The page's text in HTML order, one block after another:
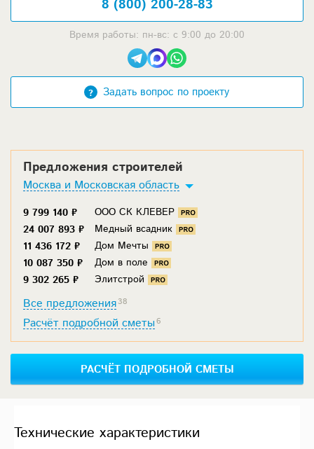
8 (800) 200-28-83
Время работы: пн-вс: с 9:00 до 20:00
Задать вопрос по проекту
Предложения строителей
Москва и Московская область
9 799 140 ₽
ООО СК КЛЕВЕР
24 007 893 ₽
Медный всадник
11 436 172 ₽
Дом Мечты
10 087 350 ₽
Дом в поле
9 302 265 ₽
Элитстрой
Все предложения38
Расчёт подробной сметы6
РАСЧЁТ ПОДРОБНОЙ СМЕТЫ
Технические характеристики